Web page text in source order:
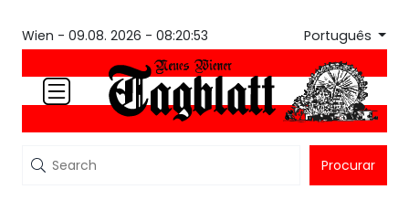
Wien - 09.08. 2026 - 08:20:53 Português
Procurar